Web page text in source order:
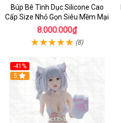
Búp Bê Tình Dục Silicone Cao
Cấp Size Nhỏ Gọn Siêu Mềm Mại
8.000.000₫
(8)
-41%
Hot
5